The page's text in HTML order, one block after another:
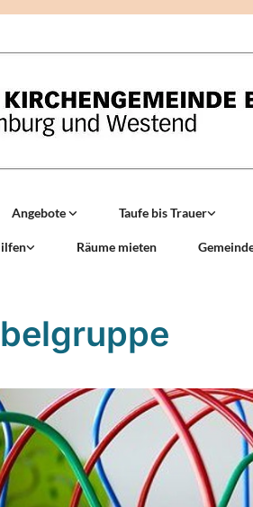
Angebote Taufe bis Trauer
Räume mieten